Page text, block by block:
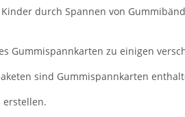
durch Spannen von
Gummispannkarten zu einigen
sind Gummispannkarten
erstellen.